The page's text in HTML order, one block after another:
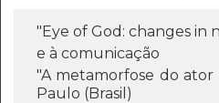
"Eye of God: changes in
e à comunicação
"A metamorfose do ator
Paulo (Brasil)